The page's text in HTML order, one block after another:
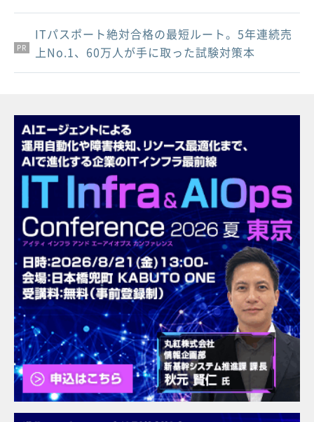
PR
PR
PR
ITパスポート絶対合格の最短ルート。5年連続売
上No.1、60万人が手に取った試験対策本